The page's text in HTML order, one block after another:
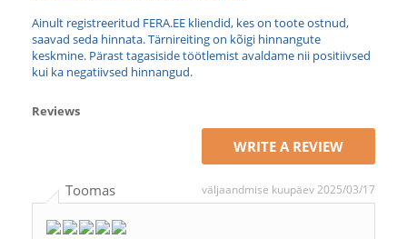
Ainult registreeritud FERA.EE kliendid, kes on toote ostnud,
saavad seda hinnata. Tärnireiting on kõigi hinnangute
keskmine. Pärast tagasiside töötlemist avaldame nii positiivsed
kui ka negatiivsed hinnangud.
Reviews
WRITE A REVIEW
Toomas väljaandmise kuupäev 2025/03/17